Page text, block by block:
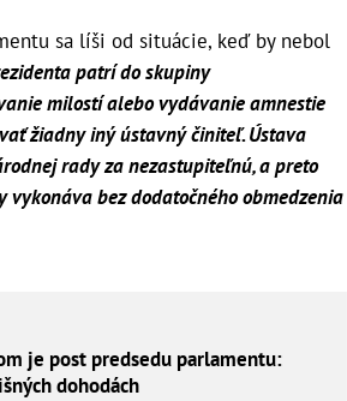
sa líši od situácie, keď by nebol
patrí do skupiny
milostí alebo vydávanie amnestie
žiadny iný ústavný činiteľ. Ústava
rady za nezastupiteľnú, a preto
bez dodatočného obmedzenia
je post predsedu parlamentu:
dohodách